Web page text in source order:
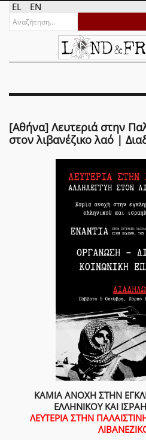
EL EN
[Αθήνα] Λευτεριά στην
στον λιβανέζικο λαό |
ΚΑΜΙΑ ΑΝΟΧΗ ΣΤΗΝ
ΕΛΛΗΝΙΚΟΥ ΚΑΙ
ΛΕΥΤΕΡΙΑ ΣΤΗΝ